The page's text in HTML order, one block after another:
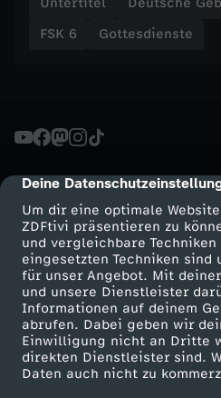
cmp-dialog-description
Deine
Um dir eine optimale Website
ZDFtivi präsentieren zu
und vergleichbare
eingesetzten Techniken
für unser Angebot. Mit
und unsere Dienstleister
Informationen auf deinem
abrufen. Dabei geben wir
Einwilligung nicht an Dritte
direkten Dienstleister sind.
Daten auch nicht zu
-
n
k
Untertitel
Deutsche
FSK 6
Gottesdienste
Mehr ZDF
ZDF-Apps
Smart TV
ZDFtext